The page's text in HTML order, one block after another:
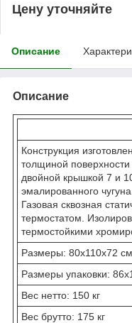
Цену уточняйте
Описание
Описание
Конструкция
толщиной
двойной крышкой 7 и
эмалированного
Газовая сквозная
термостатом.
термостойкими
Размеры: 80x110x72 см
Размеры упаковки:
Вес нетто: 150 кг
Вес брутто: 175 кг